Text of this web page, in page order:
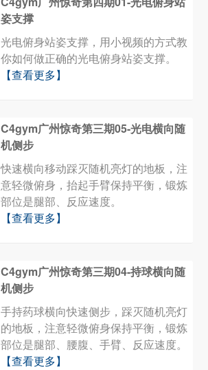
姿支撑
光电俯身站姿支撑，用小视频的方式教
你如何做正确的光电俯身站姿支撑。
【查看更多】
C4gym广州惊奇第三期05-光电横向随
机侧步
快速横向移动踩灭随机亮灯的地板，注
意轻微俯身，抬起手臂保持平衡，锻炼
部位是腿部、反应速度。
【查看更多】
C4gym广州惊奇第三期04-持球横向随
机侧步
手持药球横向快速侧步，踩灭随机亮灯
的地板，注意轻微俯身保持平衡，锻炼
部位是腿部、腰腹、手臂、反应速度。
【查看更多】